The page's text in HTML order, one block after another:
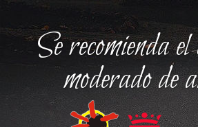
Se recomienda el
moderado de